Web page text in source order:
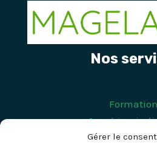
Gérer le
Nos
Coaching
Coaching